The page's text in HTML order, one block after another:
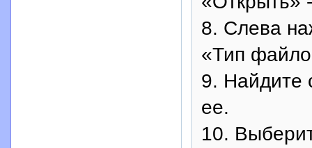
8. Слева
«Тип
9. Найдите
ее.
10.